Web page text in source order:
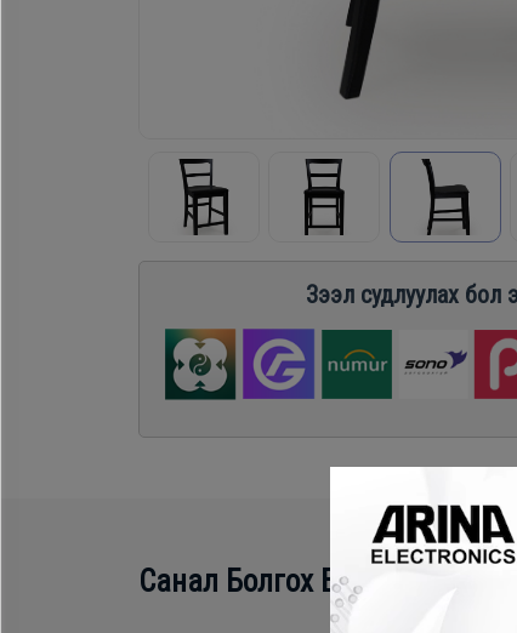
Зээл судлуулах бол
Санал Болгох Бүтээгдэхүүн